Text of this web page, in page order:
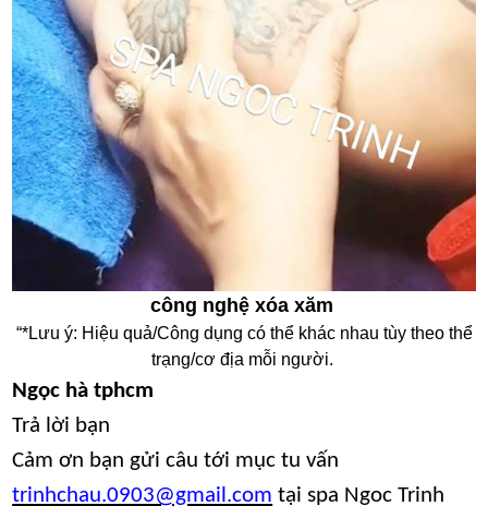
công nghệ xóa xăm
“*Lưu ý: Hiệu quả/Công dụng có thể khác nhau tùy theo thể
trạng/cơ địa mỗi người.
Ngọc hà tphcm
Trả lời bạn
Cảm ơn bạn gửi câu tới mục tu vấn
trinhchau.0903@gmail.com tại spa Ngoc Trinh